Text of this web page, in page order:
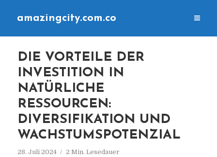
amazingcity.com.co
DIE VORTEILE DER
INVESTITION IN
NATÜRLICHE
RESSOURCEN:
DIVERSIFIKATION UND
WACHSTUMSPOTENZIAL
28. Juli 2024 2 Min. Lesedauer